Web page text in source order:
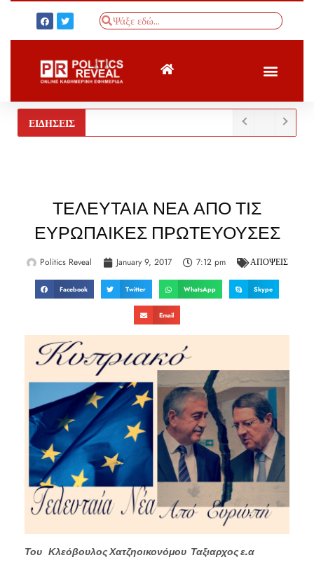
ΕΙΔΗΣΕΙΣ
ΤΕΛΕΥΤΑΙΑ ΝΕΑ ΑΠΟ ΤΙΣ
ΕΥΡΩΠΑΙΚΕΣ ΠΡΩΤΕΥΟΥΣΕΣ
Politics Reveal January 9, 2017 7:12 pm ΑΠΟΨΕΙΣ
Facebook Twitter WhatsApp Skype
Email
Του Κλεόβουλος Χατζηοικονόμου Ταξιαρχος ε.α